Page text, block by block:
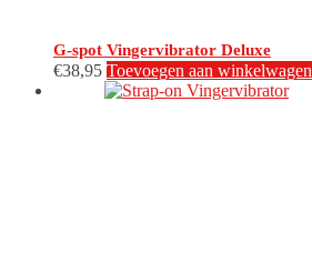
G-spot Vingervibrator Deluxe
€38,95 Toevoegen aan winkelwagen